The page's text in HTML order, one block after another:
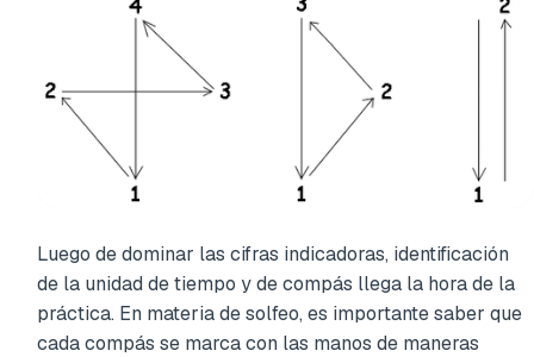
Luego de dominar las cifras indicadoras, identificación
de la unidad de tiempo y de compás llega la hora de la
práctica. En materia de solfeo, es importante saber que
cada compás se marca con las manos de maneras